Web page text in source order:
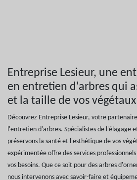
Entreprise Lesieur, une
en entretien d'arbres qui
et la taille de vos végétaux
Découvrez Entreprise Lesieur, votre
l'entretien d'arbres. Spécialistes de l'élagage
préservons la santé et l'esthétique de vos
expérimentée offre des services
vos besoins. Que ce soit pour des arbres
nous intervenons avec savoir-faire et